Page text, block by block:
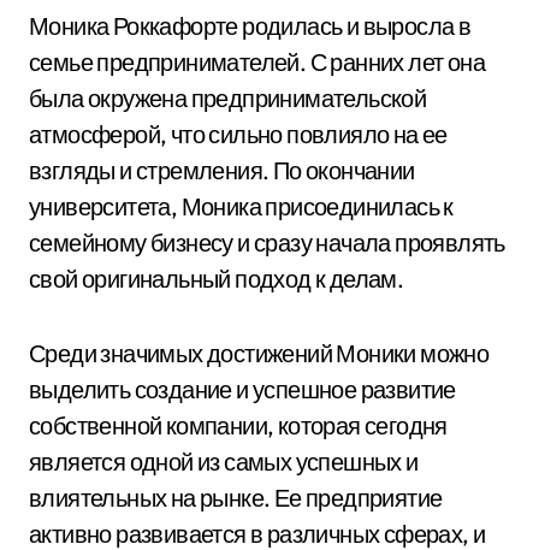
Моника Роккафорте родилась и выросла в
семье предпринимателей. С ранних лет она
была окружена предпринимательской
атмосферой, что сильно повлияло на ее
взгляды и стремления. По окончании
университета, Моника присоединилась к
семейному бизнесу и сразу начала проявлять
свой оригинальный подход к делам.
Среди значимых достижений Моники можно
выделить создание и успешное развитие
собственной компании, которая сегодня
является одной из самых успешных и
влиятельных на рынке. Ее предприятие
активно развивается в различных сферах, и